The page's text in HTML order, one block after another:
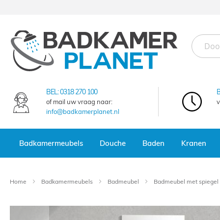
inhoud
BEL:0318 270 100
of mail uw vraag naar:
info@badkamerplanet.nl
Badkamermeubels Douche Baden Kranen
Home Badkamermeubels Badmeubel Badmeubel met spiegel